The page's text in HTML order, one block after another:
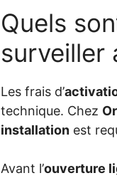
Quels
surveiller
Les frais d’
technique. Chez
installation est
Avant l’ouverture